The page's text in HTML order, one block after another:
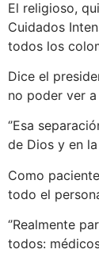
El religioso,
Cuidados
todos los
Dice el
no poder ver
‘’Esa
de Dios y en
Como
todo el
‘’Realmente
todos: